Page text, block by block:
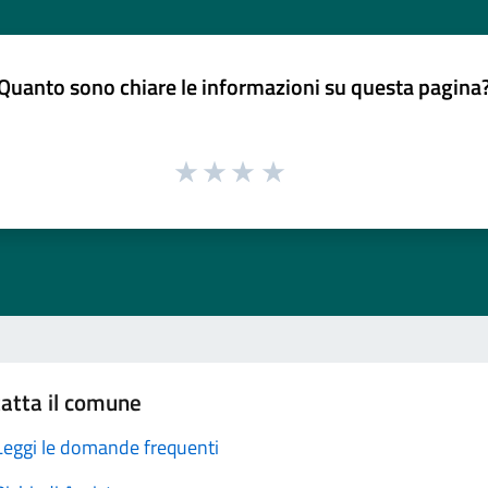
sono chiare le informazioni su questa
il comune
le domande frequenti